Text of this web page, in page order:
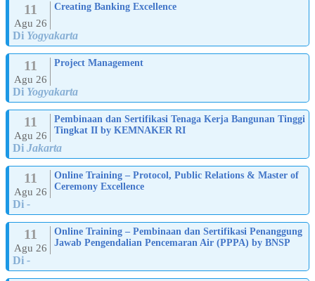
11
Agu 26
Creating Banking Excellence
Di Yogyakarta
11
Agu 26
Project Management
Di Yogyakarta
11
Agu 26
Pembinaan dan Sertifikasi Tenaga Kerja Bangunan Tinggi
Tingkat II by KEMNAKER RI
Di Jakarta
11
Agu 26
Online Training – Protocol, Public Relations & Master of
Ceremony Excellence
Di -
11
Agu 26
Online Training – Pembinaan dan Sertifikasi Penanggung
Jawab Pengendalian Pencemaran Air (PPPA) by BNSP
Di -